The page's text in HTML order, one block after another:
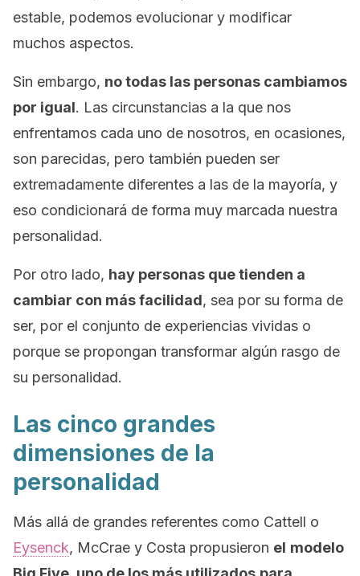
estable, podemos evolucionar y modificar
muchos aspectos.
Sin embargo, no todas las personas cambiamos
por igual. Las circunstancias a la que nos
enfrentamos cada uno de nosotros, en ocasiones,
son parecidas, pero también pueden ser
extremadamente diferentes a las de la mayoría, y
eso condicionará de forma muy marcada nuestra
personalidad.
Por otro lado, hay personas que tienden a
cambiar con más facilidad, sea por su forma de
ser, por el conjunto de experiencias vividas o
porque se propongan transformar algún rasgo de
su personalidad.
Las cinco grandes
dimensiones de la
personalidad
Más allá de grandes referentes como Cattell o
Eysenck, McCrae y Costa propusieron el modelo